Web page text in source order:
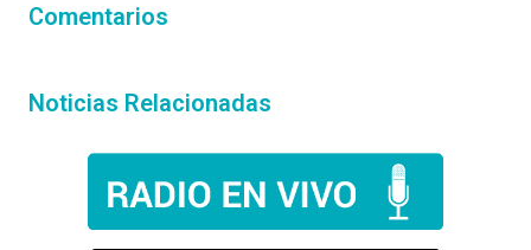
Comentarios
Noticias Relacionadas